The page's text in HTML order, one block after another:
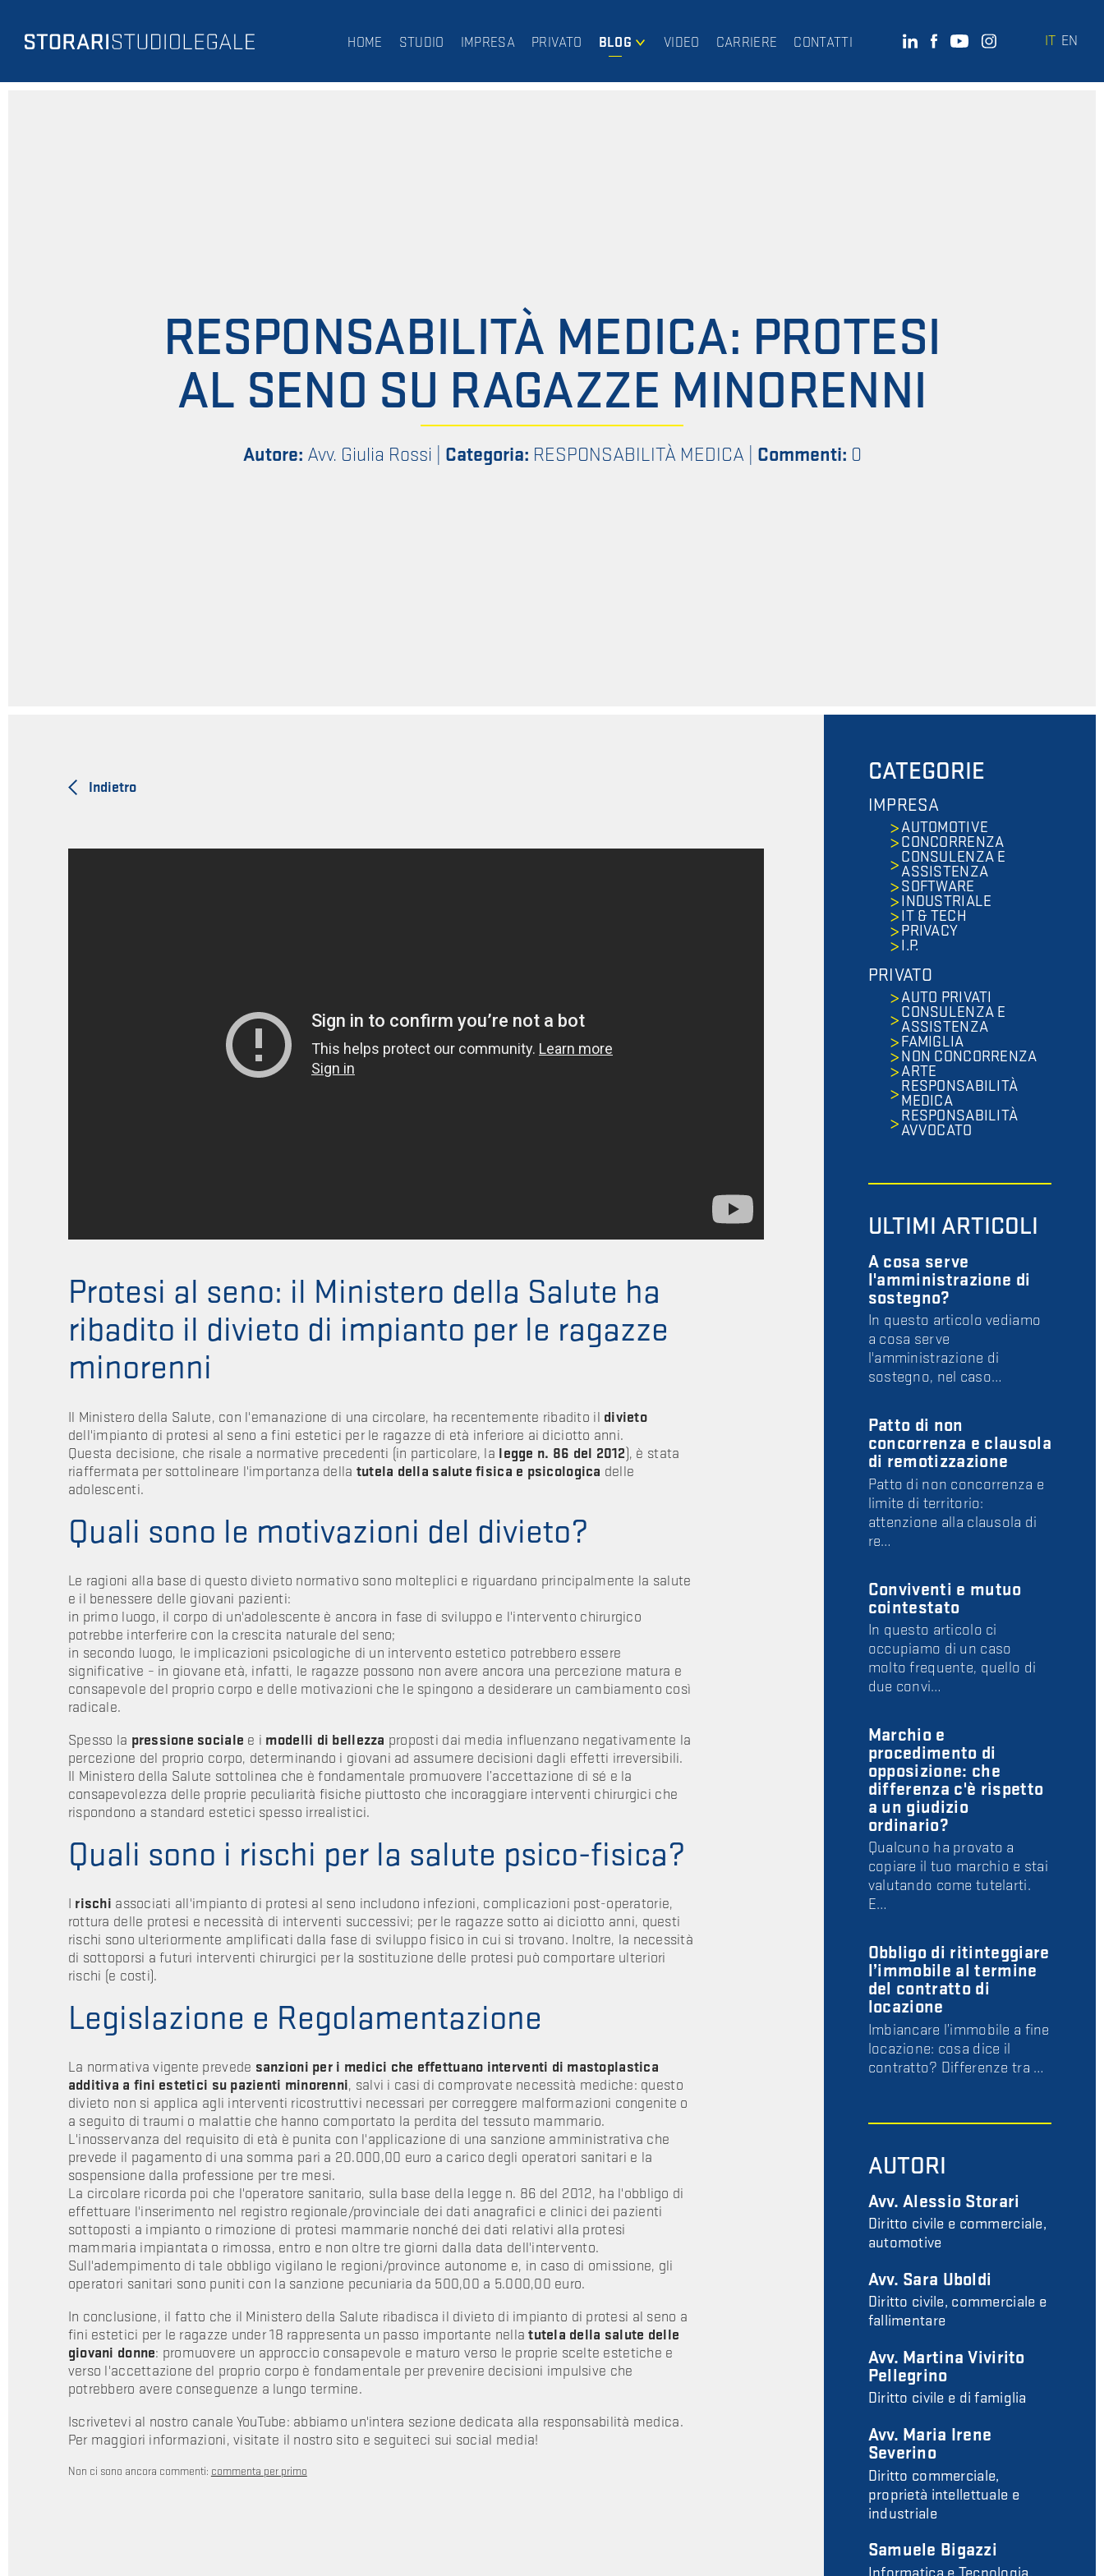
HOME STUDIO IMPRESA PRIVATO BLOG
IMPRESA
VIDEO CARRIERE CONTATTI IT EN
RESPONSABILITÀ MEDICA: PROTESI
AL SENO SU RAGAZZE MINORENNI
Autore: Avv. Giulia Rossi Categoria: RESPONSABILITÀ MEDICA Commenti: 0
Indietro
Protesi al seno: il Ministero della Salute ha
ribadito il divieto di impianto per le ragazze
minorenni
Il Ministero della Salute, con l'emanazione di una circolare, ha recentemente ribadito il divieto
dell'impianto di protesi al seno a fini estetici per le ragazze di età inferiore ai diciotto anni.
Questa decisione, che risale a normative precedenti (in particolare, la legge n. 86 del 2012), è stata
riaffermata per sottolineare l'importanza della tutela della salute fisica e psicologica delle
adolescenti.
Quali sono le motivazioni del divieto?
Le ragioni alla base di questo divieto normativo sono molteplici e riguardano principalmente la salute
e il benessere delle giovani pazienti:
in primo luogo, il corpo di un'adolescente è ancora in fase di sviluppo e l'intervento chirurgico
potrebbe interferire con la crescita naturale del seno;
in secondo luogo, le implicazioni psicologiche di un intervento estetico potrebbero essere
significative – in giovane età, infatti, le ragazze possono non avere ancora una percezione matura e
consapevole del proprio corpo e delle motivazioni che le spingono a desiderare un cambiamento così
radicale.
Spesso la pressione sociale e i modelli di bellezza proposti dai media influenzano negativamente la
percezione del proprio corpo, determinando i giovani ad assumere decisioni dagli effetti irreversibili.
Il Ministero della Salute sottolinea che è fondamentale promuovere l’accettazione di sé e la
consapevolezza delle proprie peculiarità fisiche piuttosto che incoraggiare interventi chirurgici che
rispondono a standard estetici spesso irrealistici.
Quali sono i rischi per la salute psico-fisica?
I rischi associati all'impianto di protesi al seno includono infezioni, complicazioni post-operatorie,
rottura delle protesi e necessità di interventi successivi; per le ragazze sotto ai diciotto anni, questi
rischi sono ulteriormente amplificati dalla fase di sviluppo fisico in cui si trovano. Inoltre, la necessità
di sottoporsi a futuri interventi chirurgici per la sostituzione delle protesi può comportare ulteriori
rischi (e costi).
Legislazione e Regolamentazione
La normativa vigente prevede sanzioni per i medici che effettuano interventi di mastoplastica
additiva a fini estetici su pazienti minorenni, salvi i casi di comprovate necessità mediche: questo
divieto non si applica agli interventi ricostruttivi necessari per correggere malformazioni congenite o
a seguito di traumi o malattie che hanno comportato la perdita del tessuto mammario.
L'inosservanza del requisito di età è punita con l'applicazione di una sanzione amministrativa che
prevede il pagamento di una somma pari a 20.000,00 euro a carico degli operatori sanitari e la
sospensione dalla professione per tre mesi.
La circolare ricorda poi che l'operatore sanitario, sulla base della legge n. 86 del 2012, ha l'obbligo di
effettuare l'inserimento nel registro regionale/provinciale dei dati anagrafici e clinici dei pazienti
sottoposti a impianto o rimozione di protesi mammarie nonché dei dati relativi alla protesi
mammaria impiantata o rimossa, entro e non oltre tre giorni dalla data dell'intervento.
Sull'adempimento di tale obbligo vigilano le regioni/province autonome e, in caso di omissione, gli
operatori sanitari sono puniti con la sanzione pecuniaria da 500,00 a 5.000,00 euro.
In conclusione, il fatto che il Ministero della Salute ribadisca il divieto di impianto di protesi al seno a
fini estetici per le ragazze under 18 rappresenta un passo importante nella tutela della salute delle
giovani donne: promuovere un approccio consapevole e maturo verso le proprie scelte estetiche e
verso l'accettazione del proprio corpo è fondamentale per prevenire decisioni impulsive che
potrebbero avere conseguenze a lungo termine.
Iscrivetevi al nostro canale YouTube: abbiamo un'intera sezione dedicata alla responsabilità medica.
Per maggiori informazioni, visitate il nostro sito e seguiteci sui social media!
Non ci sono ancora commenti: commenta per primo
CATEGORIE
IMPRESA
AUTOMOTIVE
CONCORRENZA
CONSULENZA E
ASSISTENZA
SOFTWARE
INDUSTRIALE
IT & TECH
PRIVACY
I.P.
PRIVATO
AUTO PRIVATI
CONSULENZA E
ASSISTENZA
FAMIGLIA
NON CONCORRENZA
ARTE
RESPONSABILITÀ
MEDICA
RESPONSABILITÀ
AVVOCATO
ULTIMI ARTICOLI
A cosa serve
l'amministrazione di
sostegno?
In questo articolo vediamo
a cosa serve
l'amministrazione di
sostegno, nel caso…
Patto di non
concorrenza e clausola
di remotizzazione
Patto di non concorrenza e
limite di territorio:
attenzione alla clausola di
re…
Conviventi e mutuo
cointestato
In questo articolo ci
occupiamo di un caso
molto frequente, quello di
due convi…
Marchio e
procedimento di
opposizione: che
differenza c'è rispetto
a un giudizio
ordinario?
Qualcuno ha provato a
copiare il tuo marchio e stai
valutando come tutelarti.
E…
Obbligo di ritinteggiare
l’immobile al termine
del contratto di
locazione
Imbiancare l’immobile a fine
locazione: cosa dice il
contratto? Differenze tra …
AUTORI
Avv. Alessio Storari
Diritto civile e commerciale,
automotive
Avv. Sara Uboldi
Diritto civile, commerciale e
fallimentare
Avv. Martina Vivirito
Pellegrino
Diritto civile e di famiglia
Avv. Maria Irene
Severino
Diritto commerciale,
proprietà intellettuale e
industriale
Samuele Bigazzi